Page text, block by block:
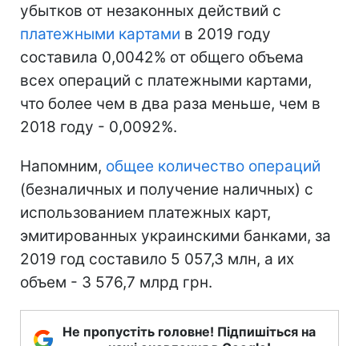
убытков от незаконных действий с
платежными картами в 2019 году
составила 0,0042% от общего объема
всех операций с платежными картами,
что более чем в два раза меньше, чем в
2018 году - 0,0092%.
Напомним, общее количество операций
(безналичных и получение наличных) с
использованием платежных карт,
эмитированных украинскими банками, за
2019 год составило 5 057,3 млн, а их
объем - 3 576,7 млрд грн.
Не пропустіть головне! Підпишіться на